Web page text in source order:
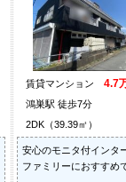
賃貸マンション 4.7
鴻巣駅 徒歩7分
2DK（39.39㎡）
安心のモニタ付インタ
ファミリーにおすすめ